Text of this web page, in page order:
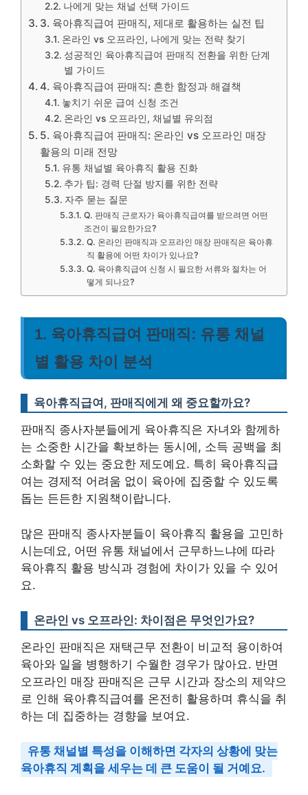
나에게 맞는 채널 선택 가이드
3. 육아휴직급여 판매직, 제대로 활용하는 실전 팁
온라인 vs 오프라인, 나에게 맞는 전략 찾기
성공적인 육아휴직급여 판매직 전환을 위한 단계
별 가이드
4. 육아휴직급여 판매직: 흔한 함정과 해결책
놓치기 쉬운 급여 신청 조건
온라인 vs 오프라인, 채널별 유의점
5. 육아휴직급여 판매직: 온라인 vs 오프라인 매장
활용의 미래 전망
유통 채널별 육아휴직 활용 진화
추가 팁: 경력 단절 방지를 위한 전략
자주 묻는 질문
Q. 판매직 근로자가 육아휴직급여를 받으려면 어떤
조건이 필요한가요?
Q. 온라인 판매직과 오프라인 매장 판매직은 육아휴
직 활용에 어떤 차이가 있나요?
Q. 육아휴직급여 신청 시 필요한 서류와 절차는 어
떻게 되나요?
1. 육아휴직급여 판매직: 유통 채널
별 활용 차이 분석
육아휴직급여, 판매직에게 왜 중요할까요?
판매직 종사자분들에게 육아휴직은 자녀와 함께하
는 소중한 시간을 확보하는 동시에, 소득 공백을 최
소화할 수 있는 중요한 제도예요. 특히 육아휴직급
여는 경제적 어려움 없이 육아에 집중할 수 있도록
돕는 든든한 지원책이랍니다.
많은 판매직 종사자분들이 육아휴직 활용을 고민하
시는데요, 어떤 유통 채널에서 근무하느냐에 따라
육아휴직 활용 방식과 경험에 차이가 있을 수 있어
요.
온라인 vs 오프라인: 차이점은 무엇인가요?
온라인 판매직은 재택근무 전환이 비교적 용이하여
육아와 일을 병행하기 수월한 경우가 많아요. 반면
오프라인 매장 판매직은 근무 시간과 장소의 제약으
로 인해 육아휴직급여를 온전히 활용하며 휴식을 취
하는 데 집중하는 경향을 보여요.
유통 채널별 특성을 이해하면 각자의 상황에 맞는
육아휴직 계획을 세우는 데 큰 도움이 될 거예요.